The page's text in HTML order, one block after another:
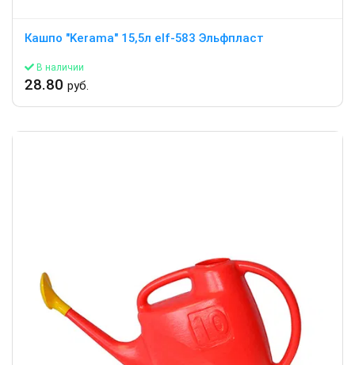
Кашпо "Kerama" 15,5л elf-583 Эльфпласт
В наличии
28.80 руб.